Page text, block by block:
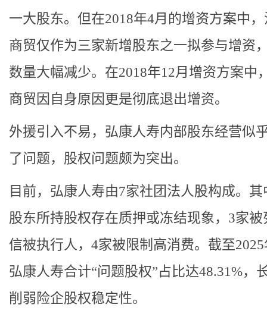
一大股东。但在2018年4月的增资方案中
商贸仅作为三家新增股东之一拟参与增资
数量大幅减少。在2018年12月增资方案中
商贸因自身原因更是彻底退出增资。
外援引入不易，弘康人寿内部股东经营似
了问题，股权问题颇为突出。
目前，弘康人寿由7家社团法人股构成。其
股东所持股权存在质押或冻结现象，3家被
信被执行人，4家被限制高消费。截至
弘康人寿合计“问题股权”占比达48.31%，
削弱险企股权稳定性。